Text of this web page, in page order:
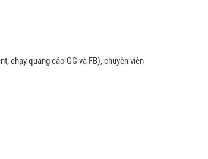
chạy quảng cáo GG và FB), chuyên viên